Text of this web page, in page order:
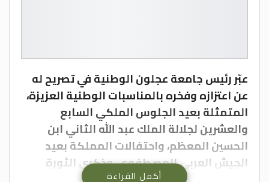
عبّر رئيس جامعة عجلون الوطنية في تصريح له
عن اعتزازه وفخره بالمناسبات الوطنية العزيزة،
المتمثلة بعيد الجلوس الملكي السابع
والعشرين لجلالة الملك عبد الله الثاني ابن
الحسين المعظم، واحتفالات المملكة بعيد
الجيش العربي المصطفوي، وذكرى الثورة
أكمل القراءة